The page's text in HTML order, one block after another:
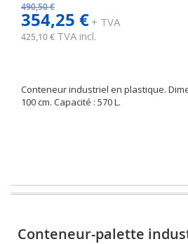
490,50 €
354,25 €+ TVA
425,10 € TVA incl.
Conteneur industriel en plastique.
100 cm. Capacité : 570 L.
Conteneur-palette